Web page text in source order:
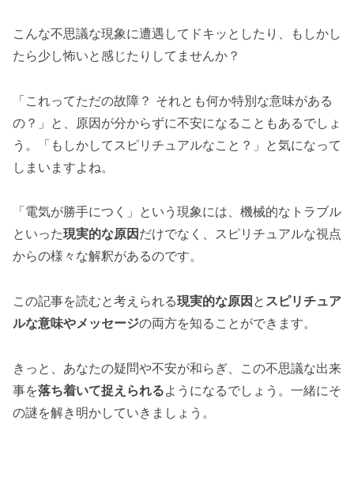
こんな不思議な現象に遭遇してドキッとしたり、もしかし
たら少し怖いと感じたりしてませんか？
「これってただの故障？ それとも何か特別な意味がある
の？」と、原因が分からずに不安になることもあるでしょ
う。「もしかしてスピリチュアルなこと？」と気になって
しまいますよね。
「電気が勝手につく」という現象には、機械的なトラブル
といった現実的な原因 だけでなく、スピリチュアルな視点
からの様々な解釈があるのです。
この記事を読むと考えられる現実的な原因 と スピリチュア
ルな意味やメッセージの両方を知ることができます。
きっと、あなたの疑問や不安が和らぎ、この不思議な出来
事を落ち着いて捉えられるようになるでしょう。一緒にそ
の謎を解き明かしていきましょう。